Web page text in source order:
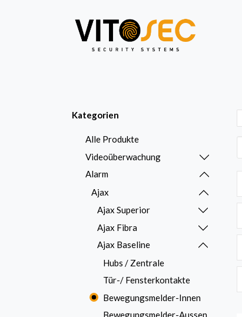
Video Alarm
Kategorien
Alle Produkte
Videoüberwachung
Alarm
Ajax
Ajax Superior
Ajax Fibra
Ajax Baseline
Hubs / Zentrale
Tür-/ Fensterkontakte
Bewegungsmelder-Innen
Bewegungsmelder-Aussen